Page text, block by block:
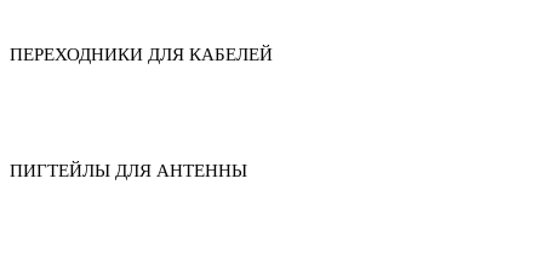
ПЕРЕХОДНИКИ ДЛЯ КАБЕЛЕЙ
ПИГТЕЙЛЫ ДЛЯ АНТЕННЫ